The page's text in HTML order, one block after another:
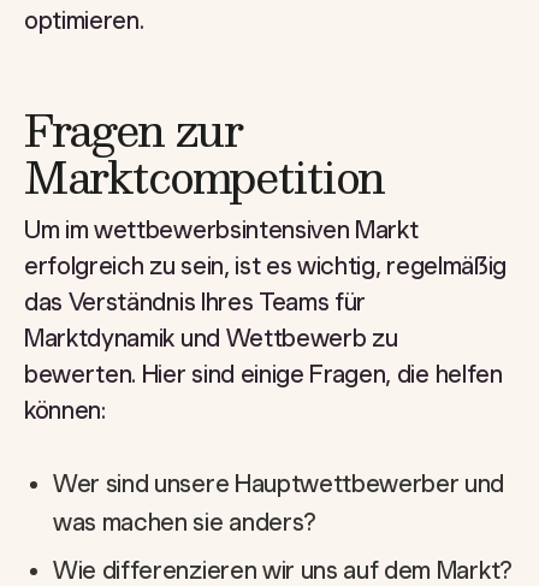
optimieren.
Fragen zur
Marktcompetition
Um im wettbewerbsintensiven Markt
erfolgreich zu sein, ist es wichtig, regelmäßig
das Verständnis Ihres Teams für
Marktdynamik und Wettbewerb zu
bewerten. Hier sind einige Fragen, die helfen
können:
Wer sind unsere Hauptwettbewerber und
was machen sie anders?
Wie differenzieren wir uns auf dem Markt?